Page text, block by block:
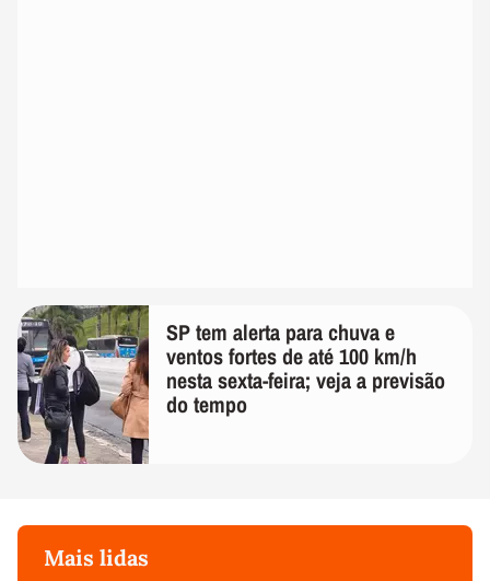
SP tem alerta para chuva e
ventos fortes de até 100 km/h
nesta sexta-feira; veja a previsão
do tempo
Mais lidas